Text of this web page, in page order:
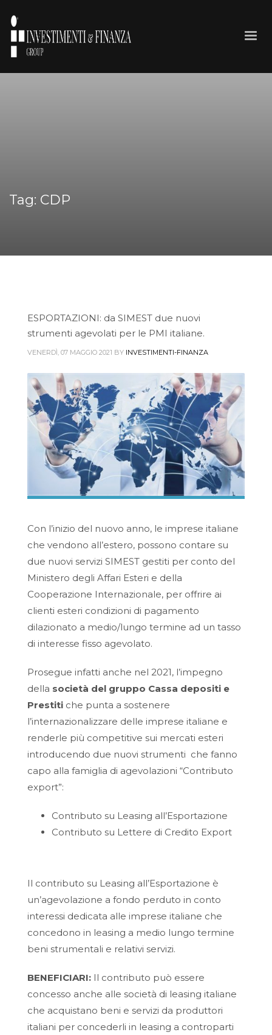
Tag: CDP
ESPORTAZIONI: da SIMEST due nuovi
strumenti agevolati per le PMI italiane.
VENERDÌ, 07 MAGGIO 2021 BY INVESTIMENTI-FINANZA
Con l’inizio del nuovo anno, le imprese italiane
che vendono all’estero, possono contare su
due nuovi servizi SIMEST gestiti per conto del
Ministero degli Affari Esteri e della
Cooperazione Internazionale, per offrire ai
clienti esteri condizioni di pagamento
dilazionato a medio/lungo termine ad un tasso
di interesse fisso agevolato.
Prosegue infatti anche nel 2021, l’impegno
della società del gruppo Cassa depositi e
Prestiti che punta a sostenere
l’internazionalizzare delle imprese italiane e
renderle più competitive sui mercati esteri
introducendo due nuovi strumenti che fanno
capo alla famiglia di agevolazioni “Contributo
export”:
Contributo su Leasing all’Esportazione
Contributo su Lettere di Credito Export
Il contributo su Leasing all’Esportazione è
un’agevolazione a fondo perduto in conto
interessi dedicata alle imprese italiane che
concedono in leasing a medio lungo termine
beni strumentali e relativi servizi.
BENEFICIARI: Il contributo può essere
concesso anche alle società di leasing italiane
che acquistano beni e servizi da produttori
italiani per concederli in leasing a controparti